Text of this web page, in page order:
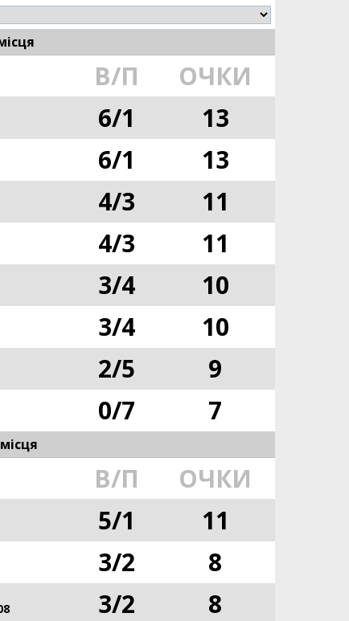
В/П ОЧКИ
6/1 13
6/1 13
4/3 11
4/3 11
3/4 10
3/4 10
2/5 9
0/7 7
В/П ОЧКИ
5/1 11
3/2 8
3/2 8